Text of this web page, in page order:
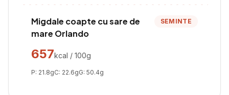
Migdale coapte cu sare de
mare Orlando
SEMINTE
657kcal / 100g
P: 21.8gC: 22.6gG: 50.4g